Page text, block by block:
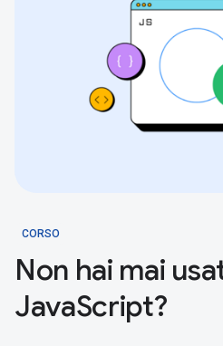
CORSO
Non hai mai
JavaScript?